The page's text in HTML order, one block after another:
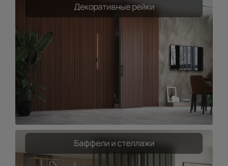
Декоративные рейки
Баффели и стеллажи